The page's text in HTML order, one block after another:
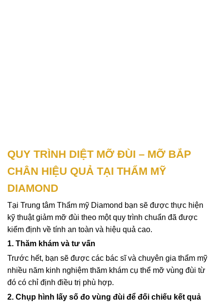
QUY TRÌNH DIỆT MỠ ĐÙI – MỠ BẮP
CHÂN HIỆU QUẢ TẠI THẨM MỸ
DIAMOND
Tại Trung tâm Thẩm mỹ Diamond bạn sẽ được thực hiện
kỹ thuật giảm mỡ đùi theo một quy trình chuẩn đã được
kiểm định về tính an toàn và hiệu quả cao.
1. Thăm khám và tư vấn
Trước hết, bạn sẽ được các bác sĩ và chuyên gia thẩm mỹ
nhiều năm kinh nghiệm thăm khám cụ thể mỡ vùng đùi từ
đó có chỉ định điều trị phù hợp.
2. Chụp hình lấy số đo vùng đùi để đối chiếu kết quả